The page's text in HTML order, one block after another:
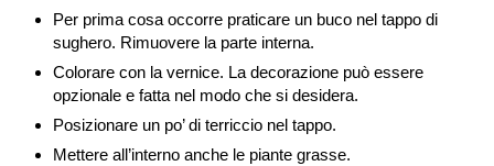
Per prima cosa occorre praticare un buco nel tappo di
sughero. Rimuovere la parte interna.
Colorare con la vernice. La decorazione può essere
opzionale e fatta nel modo che si desidera.
Posizionare un po’ di terriccio nel tappo.
Mettere all’interno anche le piante grasse.